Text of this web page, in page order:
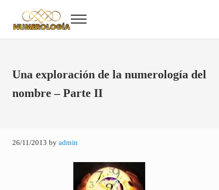
Numerología
Menu
Una exploración de la numerología del
nombre – Parte II
26/11/2013 by admin